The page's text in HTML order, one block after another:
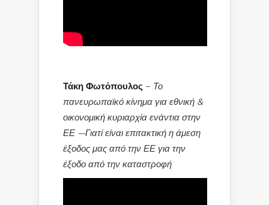
Τάκη Φωτόπουλος – Το
πανευρωπαϊκό κίνημα για εθνική &
οικονομική κυριαρχία ενάντια στην
ΕΕ —Γιατί είναι επιτακτική η άμεση
έξοδος μας από την ΕΕ για την
έξοδο από την καταστροφή